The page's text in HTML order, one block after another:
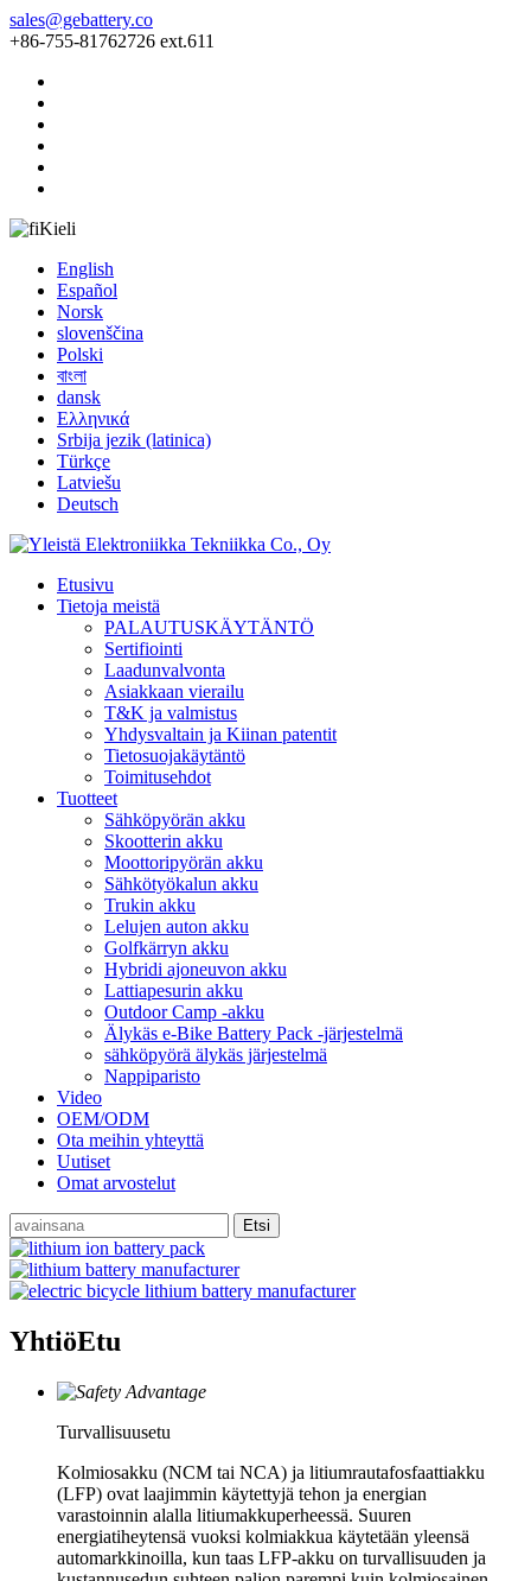
sales@gebattery.co
+86-755-81762726 ext.611
Kieli
English
Español
Norsk
slovenščina
Polski
বাংলা
dansk
Ελληνικά
Srbija jezik (latinica)
Türkçe
Latviešu
Deutsch
Etusivu
Tietoja meistä
PALAUTUSKÄYTÄNTÖ
Sertifiointi
Laadunvalvonta
Asiakkaan vierailu
T&K ja valmistus
Yhdysvaltain ja Kiinan patentit
Tietosuojakäytäntö
Toimitusehdot
Tuotteet
Sähköpyörän akku
Skootterin akku
Moottoripyörän akku
Sähkötyökalun akku
Trukin akku
Lelujen auton akku
Golfkärryn akku
Hybridi ajoneuvon akku
Lattiapesurin akku
Outdoor Camp -akku
Älykäs e-Bike Battery Pack -järjestelmä
sähköpyörä älykäs järjestelmä
Nappiparisto
Video
OEM/ODM
Ota meihin yhteyttä
Uutiset
Omat arvostelut
YhtiöEtu
Turvallisuusetu
Kolmiosakku (NCM tai NCA) ja litiumrautafosfaattiakku
(LFP) ovat laajimmin käytettyjä tehon ja energian
varastoinnin alalla litiumakkuperheessä. Suuren
energiatiheytensä vuoksi kolmiakkua käytetään yleensä
automarkkinoilla, kun taas LFP-akku on turvallisuuden ja